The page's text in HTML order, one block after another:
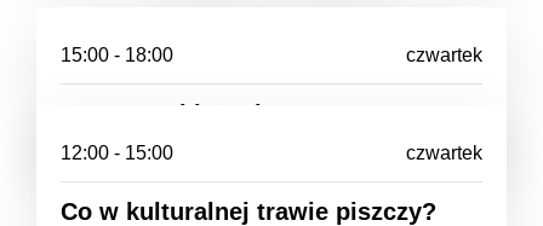
15:00 - 18:00 czwartek
Raport z oblężenia
12:00 - 15:00 czwartek
Co w kulturalnej trawie piszczy?